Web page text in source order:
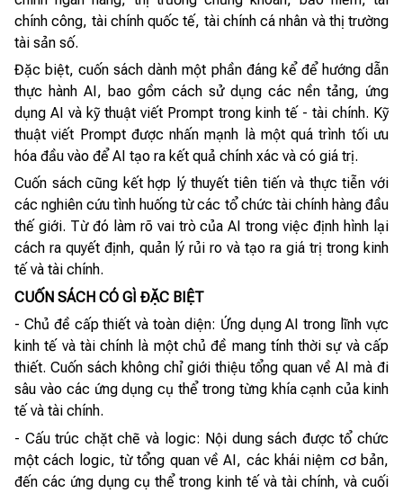
chính công, tài chính quốc tế, tài chính cá nhân và thị trường
tài sản số.
Đặc biệt, cuốn sách dành một phần đáng kể để hướng dẫn
thực hành AI, bao gồm cách sử dụng các nền tảng, ứng
dụng AI và kỹ thuật viết Prompt trong kinh tế - tài chính. Kỹ
thuật viết Prompt được nhấn mạnh là một quá trình tối ưu
hóa đầu vào để AI tạo ra kết quả chính xác và có giá trị.
Cuốn sách cũng kết hợp lý thuyết tiên tiến và thực tiễn với
các nghiên cứu tình huống từ các tổ chức tài chính hàng đầu
thế giới. Từ đó làm rõ vai trò của AI trong việc định hình lại
cách ra quyết định, quản lý rủi ro và tạo ra giá trị trong kinh
tế và tài chính.
CUỐN SÁCH CÓ GÌ ĐẶC BIỆT
- Chủ đề cấp thiết và toàn diện: Ứng dụng AI trong lĩnh vực
kinh tế và tài chính là một chủ đề mang tính thời sự và cấp
thiết. Cuốn sách không chỉ giới thiệu tổng quan về AI mà đi
sâu vào các ứng dụng cụ thể trong từng khía cạnh của kinh
tế và tài chính.
- Cấu trúc chặt chẽ và logic: Nội dung sách được tổ chức
một cách logic, từ tổng quan về AI, các khái niệm cơ bản,
đến các ứng dụng cụ thể trong kinh tế và tài chính, và cuối